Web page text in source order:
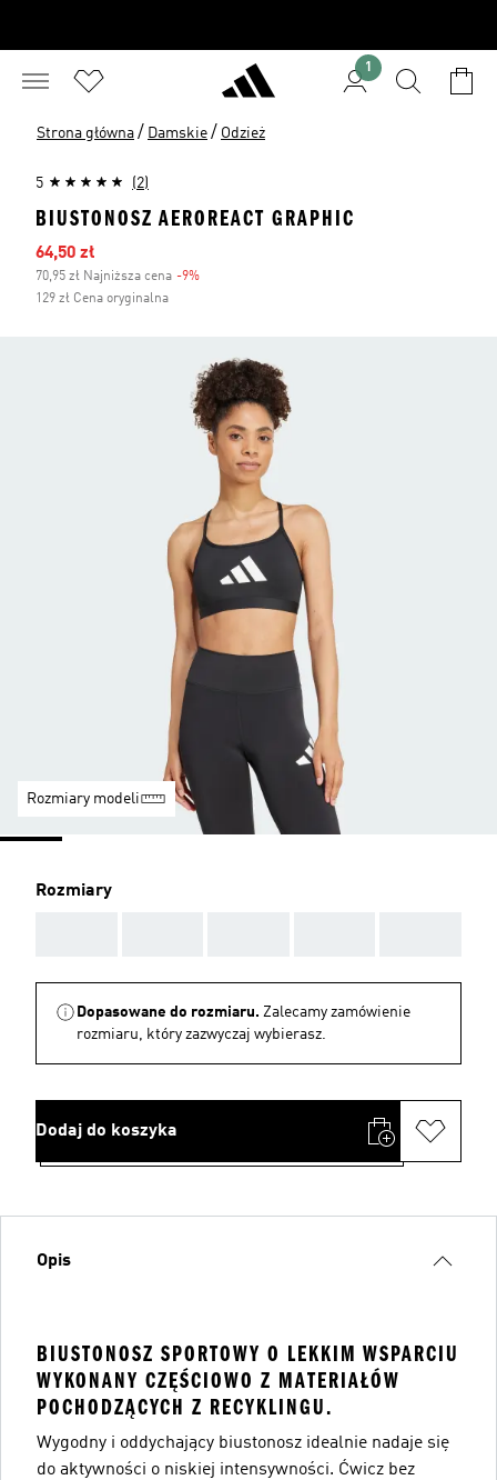
1
Strona główna / Damskie / Odzież
5 (2)
BIUSTONOSZ AEROREACT GRAPHIC
Ceny na wyprzedaży
64,50 zł
70,95 zł Najniższa cena -9%
129 zł Cena oryginalna
Rozmiary modeli
Rozmiary
Dopasowane do rozmiaru. Zalecamy zamówienie
rozmiaru, który zazwyczaj wybierasz.
Dodaj do koszyka
Opis
BIUSTONOSZ SPORTOWY O LEKKIM WSPARCIU
WYKONANY CZĘŚCIOWO Z MATERIAŁÓW
POCHODZĄCYCH Z RECYKLINGU.
Wygodny i oddychający biustonosz idealnie nadaje się
do aktywności o niskiej intensywności. Ćwicz bez